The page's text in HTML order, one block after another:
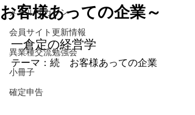
メールマガジン
会員サイト更新情報
異業種交流勉強会
小冊子
確定申告
お客様あっての企業～
一倉定の経営学
テーマ：続　お客様あっての企業